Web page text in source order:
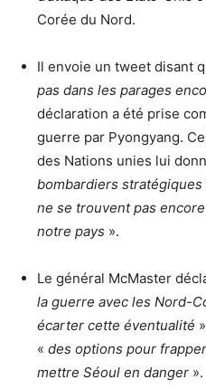
Corée du Nord.
Il envoie un tweet disant
pas dans les parages
déclaration a été prise
guerre par Pyongyang.
des Nations unies lui
bombardiers stratégiques
ne se trouvent pas
notre pays ».
Le général McMaster
la guerre avec les Nord-
écarter cette éventualité
« des options pour
mettre Séoul en danger ».